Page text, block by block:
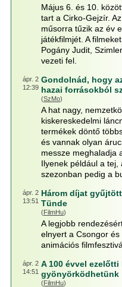
Május 6. és 10.
tart a Cirko-Gejzír.
műsorra tűzik az év
játékfilmjét. A
Pogány Judit,
vezeti fel.
ápr. 2
12:39
Gondolnád, hogy
hazai forrásokból
(SzMo)
A hat nagy,
kiskereskedelmi
termékek döntő
és vannak olyan
messze meghaladja
Ilyenek például a tej,
szezonban pedig a
ápr. 2
13:51
Három díjat
Tünde
(FilmHu)
A legjobb
elnyert a Csongor
animációs
ápr. 2
14:51
A 100 évvel
gyönyörködhetünk
(FilmHu)